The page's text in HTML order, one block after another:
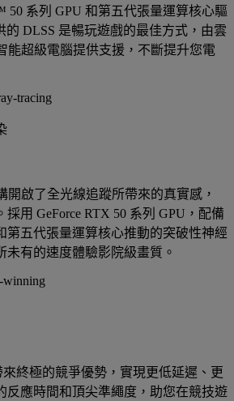
50 系列 GPU 和第五代張量運算核心驅
的 DLSS 是暢玩遊戲的最佳方式，由雲
能超級電腦提供支援，不斷提升您電
開啟了全光線追蹤所帶來的真實感，
用 GeForce RTX 50 系列 GPU，配備
第五代張量運算核心推動的突破性神經
未有的速度體驗影院級畫質。
終極的競爭優勢，實現更低延遲、更
反應時間和頂尖準繩度，助您在競技遊